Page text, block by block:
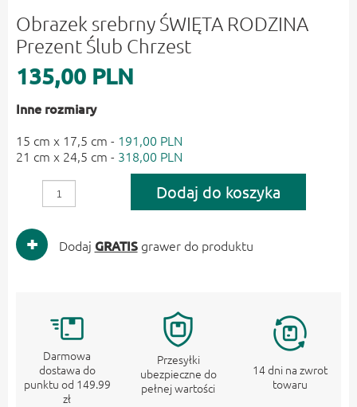
Obrazek srebrny ŚWIĘTA RODZINA
Prezent Ślub Chrzest
135,00 PLN
Inne rozmiary
15 cm x 17,5 cm - 191,00 PLN
21 cm x 24,5 cm - 318,00 PLN
Dodaj do koszyka
Dodaj GRATISgrawer do produktu
Darmowa
dostawa do
punktu od 149.99
zł
Przesyłki
ubezpieczne do
pełnej wartości
14 dni na zwrot
towaru